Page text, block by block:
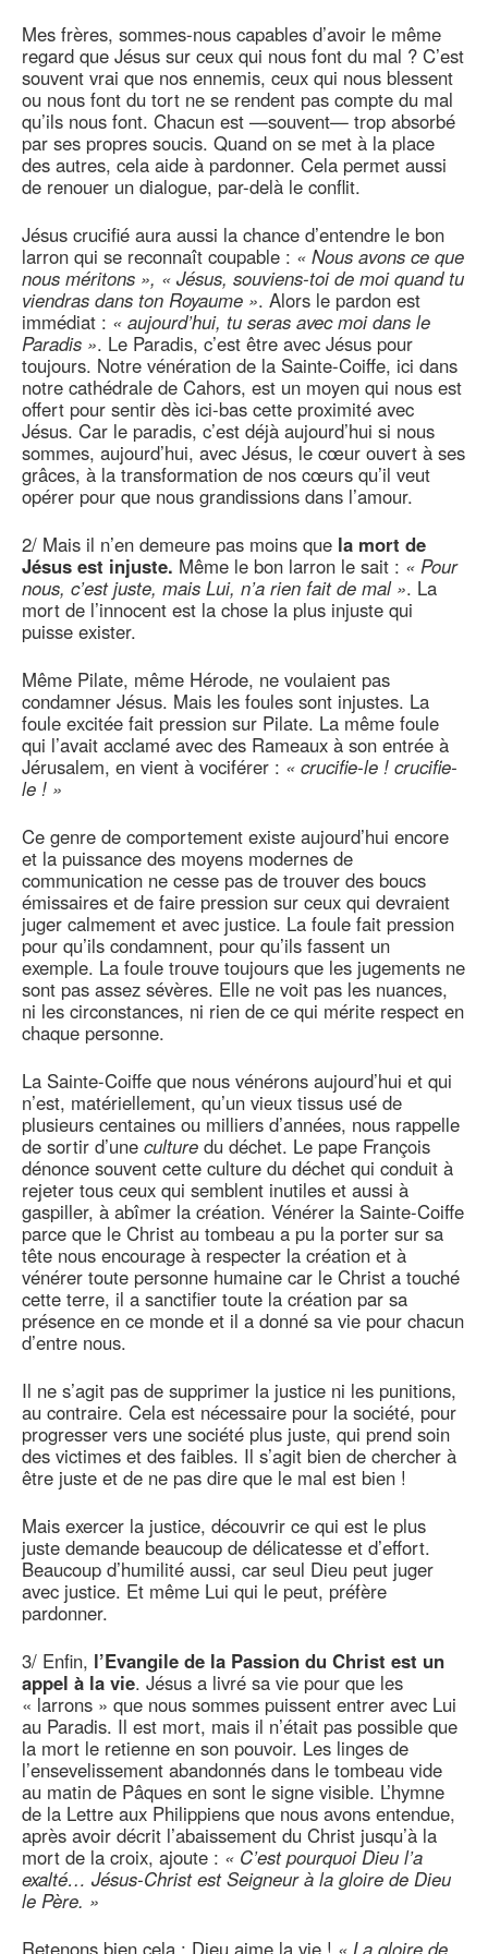
Mes frères, sommes-nous capables d’avoir le même
regard que Jésus sur ceux qui nous font du mal ? C’est
souvent vrai que nos ennemis, ceux qui nous blessent
ou nous font du tort ne se rendent pas compte du mal
qu’ils nous font. Chacun est —souvent— trop absorbé
par ses propres soucis. Quand on se met à la place
des autres, cela aide à pardonner. Cela permet aussi
de renouer un dialogue, par-delà le conflit.
Jésus crucifié aura aussi la chance d’entendre le bon
larron qui se reconnaît coupable : « Nous avons ce que
nous méritons », « Jésus, souviens-toi de moi quand tu
viendras dans ton Royaume ». Alors le pardon est
immédiat : « aujourd’hui, tu seras avec moi dans le
Paradis ». Le Paradis, c’est être avec Jésus pour
toujours. Notre vénération de la Sainte-Coiffe, ici dans
notre cathédrale de Cahors, est un moyen qui nous est
offert pour sentir dès ici-bas cette proximité avec
Jésus. Car le paradis, c’est déjà aujourd’hui si nous
sommes, aujourd’hui, avec Jésus, le cœur ouvert à ses
grâces, à la transformation de nos cœurs qu’il veut
opérer pour que nous grandissions dans l’amour.
2/ Mais il n’en demeure pas moins que la mort de
Jésus est injuste. Même le bon larron le sait : « Pour
nous, c’est juste, mais Lui, n’a rien fait de mal ». La
mort de l’innocent est la chose la plus injuste qui
puisse exister.
Même Pilate, même Hérode, ne voulaient pas
condamner Jésus. Mais les foules sont injustes. La
foule excitée fait pression sur Pilate. La même foule
qui l’avait acclamé avec des Rameaux à son entrée à
Jérusalem, en vient à vociférer : « crucifie-le ! crucifie-
le ! »
Ce genre de comportement existe aujourd’hui encore
et la puissance des moyens modernes de
communication ne cesse pas de trouver des boucs
émissaires et de faire pression sur ceux qui devraient
juger calmement et avec justice. La foule fait pression
pour qu’ils condamnent, pour qu’ils fassent un
exemple. La foule trouve toujours que les jugements ne
sont pas assez sévères. Elle ne voit pas les nuances,
ni les circonstances, ni rien de ce qui mérite respect en
chaque personne.
La Sainte-Coiffe que nous vénérons aujourd’hui et qui
n’est, matériellement, qu’un vieux tissus usé de
plusieurs centaines ou milliers d’années, nous rappelle
de sortir d’une culture du déchet. Le pape François
dénonce souvent cette culture du déchet qui conduit à
rejeter tous ceux qui semblent inutiles et aussi à
gaspiller, à abîmer la création. Vénérer la Sainte-Coiffe
parce que le Christ au tombeau a pu la porter sur sa
tête nous encourage à respecter la création et à
vénérer toute personne humaine car le Christ a touché
cette terre, il a sanctifier toute la création par sa
présence en ce monde et il a donné sa vie pour chacun
d’entre nous.
Il ne s’agit pas de supprimer la justice ni les punitions,
au contraire. Cela est nécessaire pour la société, pour
progresser vers une société plus juste, qui prend soin
des victimes et des faibles. Il s’agit bien de chercher à
être juste et de ne pas dire que le mal est bien !
Mais exercer la justice, découvrir ce qui est le plus
juste demande beaucoup de délicatesse et d’effort.
Beaucoup d’humilité aussi, car seul Dieu peut juger
avec justice. Et même Lui qui le peut, préfère
pardonner.
3/ Enfin, l’Evangile de la Passion du Christ est un
appel à la vie. Jésus a livré sa vie pour que les
« larrons » que nous sommes puissent entrer avec Lui
au Paradis. Il est mort, mais il n’était pas possible que
la mort le retienne en son pouvoir. Les linges de
l’ensevelissement abandonnés dans le tombeau vide
au matin de Pâques en sont le signe visible. L’hymne
de la Lettre aux Philippiens que nous avons entendue,
après avoir décrit l’abaissement du Christ jusqu’à la
mort de la croix, ajoute : « C’est pourquoi Dieu l’a
exalté… Jésus-Christ est Seigneur à la gloire de Dieu
le Père. »
Retenons bien cela : Dieu aime la vie ! « La gloire de